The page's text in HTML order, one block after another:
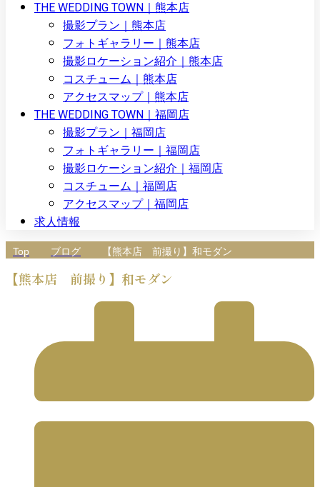
THE WEDDING TOWN｜熊本店
撮影プラン｜熊本店
フォトギャラリー｜熊本店
撮影ロケーション紹介｜熊本店
コスチューム｜熊本店
アクセスマップ｜熊本店
THE WEDDING TOWN｜福岡店
撮影プラン｜福岡店
フォトギャラリー｜福岡店
撮影ロケーション紹介｜福岡店
コスチューム｜福岡店
アクセスマップ｜福岡店
求人情報
Top ブログ 【熊本店 前撮り】和モダン
【熊本店 前撮り】和モダン